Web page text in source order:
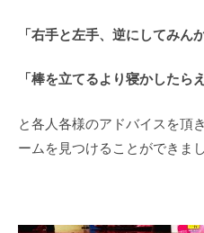
「右手と左手、逆にしてみん
「棒を立てるより寝かしたら
と各人各様のアドバイスを頂
ームを見つけることができまし